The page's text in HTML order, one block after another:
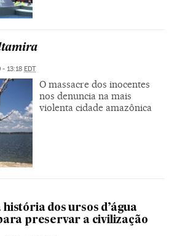
- 13:18 EDT
O massacre dos inocentes
nos denuncia na mais
violenta cidade amazônica
dos ursos d’água
preservar a civilização